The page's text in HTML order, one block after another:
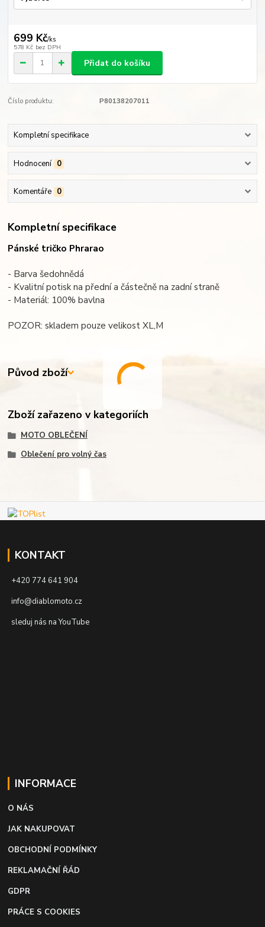
699 Kč/ks
578 Kč bez DPH
Přidat do košíku
Číslo produktu: P80138207011
Kompletní specifikace
Hodnocení 0
Komentáře 0
Kompletní specifikace
Pánské tričko Phrarao
- Barva šedohnědá
- Kvalitní potisk na přední a částečně na zadní straně
- Materiál: 100% bavlna
POZOR: skladem pouze velikost XL,M
Původ zboží
Zboží zařazeno v kategoriích
MOTO OBLEČENÍ
Oblečení pro volný čas
KONTAKT
+420 774 641 904
info@diablomoto.cz
sleduj nás na YouTube
INFORMACE
O NÁS
JAK NAKUPOVAT
OBCHODNÍ PODMÍNKY
REKLAMAČNÍ ŘÁD
GDPR
PRÁCE S COOKIES